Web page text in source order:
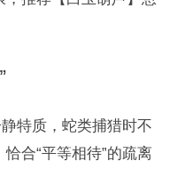
特质，蛇类捕猎时不
合“平等相待”的疏离